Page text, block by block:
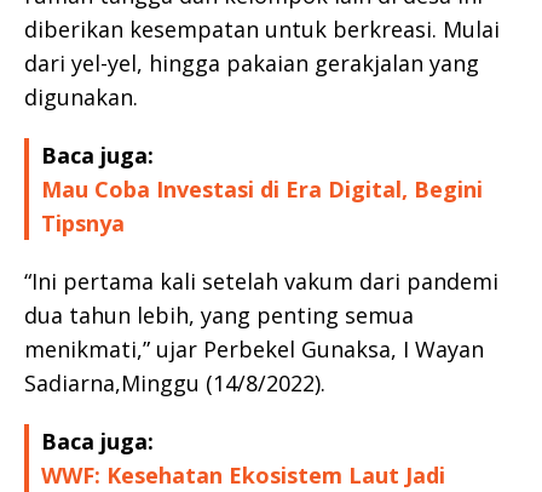
diberikan kesempatan untuk berkreasi. Mulai
dari yel-yel, hingga pakaian gerakjalan yang
digunakan.
Baca juga:
Mau Coba Investasi di Era Digital, Begini
Tipsnya
“Ini pertama kali setelah vakum dari pandemi
dua tahun lebih, yang penting semua
menikmati,” ujar Perbekel Gunaksa, I Wayan
Sadiarna,Minggu (14/8/2022).
Baca juga:
WWF: Kesehatan Ekosistem Laut Jadi